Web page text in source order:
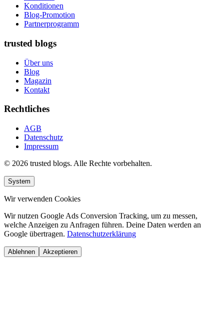
Konditionen
Blog-Promotion
Partnerprogramm
trusted blogs
Über uns
Blog
Magazin
Kontakt
Rechtliches
AGB
Datenschutz
Impressum
© 2026 trusted blogs. Alle Rechte vorbehalten.
System
Wir verwenden Cookies
Wir nutzen Google Ads Conversion Tracking, um zu messen,
welche Anzeigen zu Anfragen führen. Deine Daten werden an
Google übertragen. Datenschutzerklärung
Ablehnen Akzeptieren